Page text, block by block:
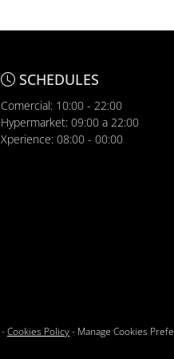
SCHEDULES
Comercial: 10:00 - 22:00
Hypermarket: 09:00 a 22:00
Xperience: 08:00 - 00:00
-Cookies Policy- Manage Cookies